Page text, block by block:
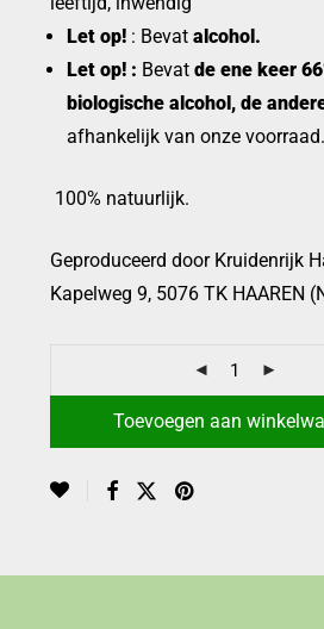
Let op! : Bevat alcohol.
Let op! : Bevatde ene keer
biologische alcohol, de
afhankelijk van onze voorraad.
100% natuurlijk.
Geproduceerd door Kruidenrijk
Kapelweg 9, 5076 TK HAAREN
Toevoegen aan